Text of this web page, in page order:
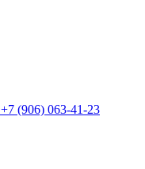
+7 (906) 063-41-23